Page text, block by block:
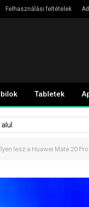
Felhasználási feltételek
Tabletek
Ilyen lesz a Huawei Mate 20